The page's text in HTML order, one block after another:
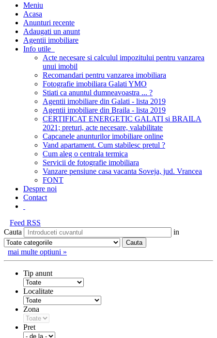
Meniu
Acasa
Anunturi recente
Adaugati un anunt
Agentii imobiliare
Info utile
Acte necesare si calculul impozitului pentru vanzarea
unui imobil
Recomandari pentru vanzarea imobiliara
Fotografie imobiliara Galati YMO
Stiati ca anuntul dumneavoastra ... ?
Agentii imobiliare din Galati - lista 2019
Agentii imobiliare din Braila - lista 2019
CERTIFICAT ENERGETIC GALATI si BRAILA
2021; preturi, acte necesare, valabilitate
Capcanele anunturilor imobiliare online
Vand apartament. Cum stabilesc pretul ?
Cum aleg o centrala termica
Servicii de fotografie imobiliara
Vanzare pensiune casa vacanta Soveja, jud. Vrancea
FONT
Despre noi
Contact
Feed RSS
Cauta
in
mai multe optiuni »
Tip anunt
Localitate
Zona
Pret